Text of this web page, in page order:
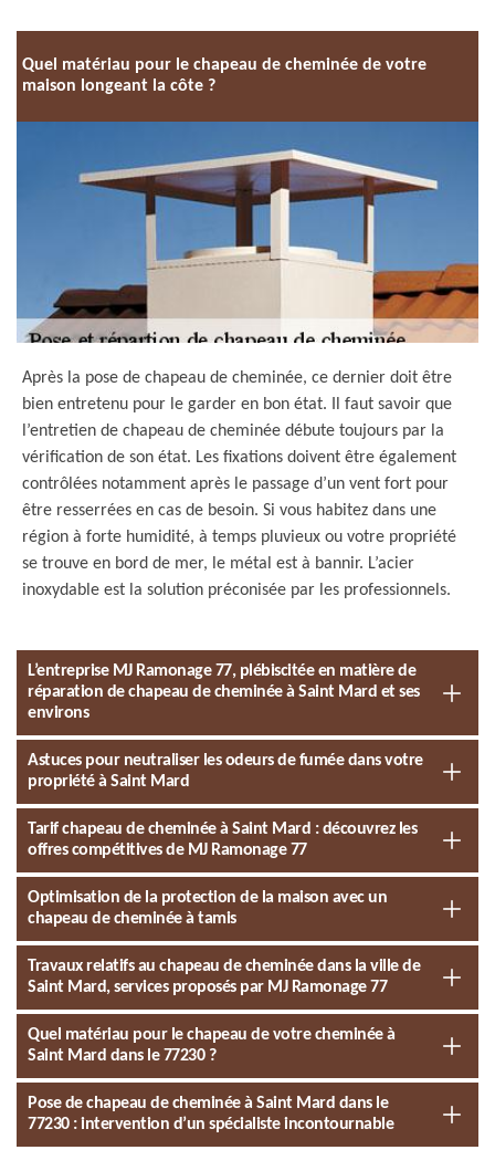
Quel matériau pour le chapeau de cheminée de votre
maison longeant la côte ?
Après la pose de chapeau de cheminée, ce dernier doit être
bien entretenu pour le garder en bon état. Il faut savoir que
l’entretien de chapeau de cheminée débute toujours par la
vérification de son état. Les fixations doivent être également
contrôlées notamment après le passage d’un vent fort pour
être resserrées en cas de besoin. Si vous habitez dans une
région à forte humidité, à temps pluvieux ou votre propriété
se trouve en bord de mer, le métal est à bannir. L’acier
inoxydable est la solution préconisée par les professionnels.
L’entreprise MJ Ramonage 77, plébiscitée en matière de
réparation de chapeau de cheminée à Saint Mard et ses
environs
Astuces pour neutraliser les odeurs de fumée dans votre
propriété à Saint Mard
Tarif chapeau de cheminée à Saint Mard : découvrez les
offres compétitives de MJ Ramonage 77
Optimisation de la protection de la maison avec un
chapeau de cheminée à tamis
Travaux relatifs au chapeau de cheminée dans la ville de
Saint Mard, services proposés par MJ Ramonage 77
Quel matériau pour le chapeau de votre cheminée à
Saint Mard dans le 77230 ?
Pose de chapeau de cheminée à Saint Mard dans le
77230 : intervention d’un spécialiste incontournable